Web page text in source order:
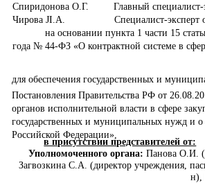
Спиридонова О.Г.
Главный специалист-
Чирова JI.A.
Специалист-эксперт
на основании пункта 1 части 15
года № 44-ФЗ «О контрактной системе в
для обеспечения государственных и
Постановления Правительства РФ от
органов исполнительной власти в сфере
государственных и муниципальных нужд и о
Российской Федерации»,
в присутствии представителей от:
Уполномоченного органа: Панова О.И.
Загвозкина С.А. (директор учреждения,
н),